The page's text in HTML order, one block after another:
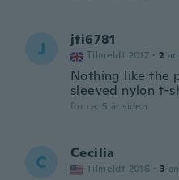
J jti6781
Tilmeldt 2017 · 2
Nothing like the
sleeved nylon t-
for ca. 5 år siden
C Cecilia
Tilmeldt 2016 · 3